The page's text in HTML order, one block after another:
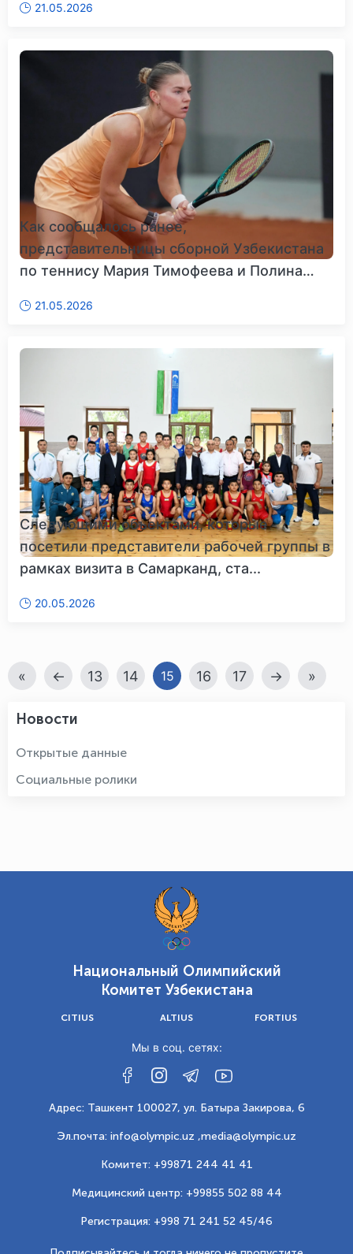
21.05.2026
Как сообщалось ранее,
представительницы сборной Узбекистана
по теннису Мария Тимофеева и Полина
21.05.2026
Следующими объектами, которые
посетили представители рабочей группы в
рамках визита в Самарканд, ста...
20.05.2026
« ← 13 14 15 16 17 → »
Новости
Открытые данные
Социальные ролики
Национальный Олимпийский
Комитет Узбекистана
CITIUS ALTIUS FORTIUS
Мы в соц. сетях:
Адрес: Ташкент 100027, ул. Батыра Закирова, 6
Эл.почта: info@olympic.uz ,media@olympic.uz
Комитет: +99871 244 41 41
Медицинский центр: +99855 502 88 44
Регистрация: +998 71 241 52 45/46